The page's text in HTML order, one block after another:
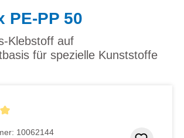
PE-PP 50
Klebstoff auf
für spezielle Kunststoffe
10062144